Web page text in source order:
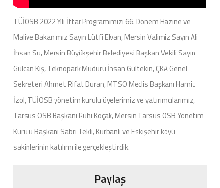
TÜİOSB 2022 Yılı İftar Programımızı 66. Dönem Hazine ve
Maliye Bakanımız Sayın Lütfi Elvan, Mersin Valimiz Sayın Ali
İhsan Su, Mersin Büyükşehir Belediyesi Başkan Vekili Sayın
Gülcan Kış, Teknopark Müdürü İhsan Gültekin, ÇKA Genel
Sekreteri Ahmet Rifat Duran, MTSO Meclis Başkanı Hamit
İzol, TÜİOSB yönetim kurulu üyelerimiz ve yatırımcılarımız,
Tarsus OSB Başkanı Ruhi Koçak, Mersin Tarsus OSB Yönetim
Kurulu Başkanı Sabri Tekli, Kurbanlı ve Eskişehir köyü
sakinlerinin katılımı ile gerçekleştirdik.
Paylaş